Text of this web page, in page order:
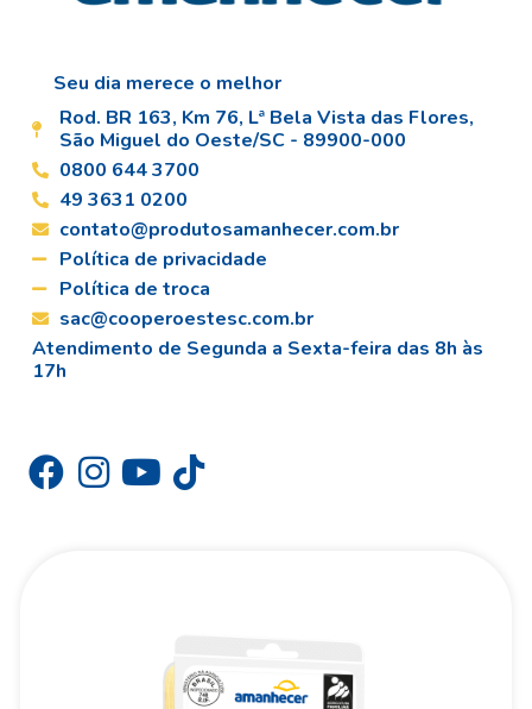
Seu dia merece o melhor
Rod. BR 163, Km 76, Lª Bela Vista das Flores,
São Miguel do Oeste/SC - 89900-000
0800 644 3700
49 3631 0200
contato@produtosamanhecer.com.br
Política de privacidade
Política de troca
sac@cooperoestesc.com.br
Atendimento de Segunda a Sexta-feira das 8h às
17h